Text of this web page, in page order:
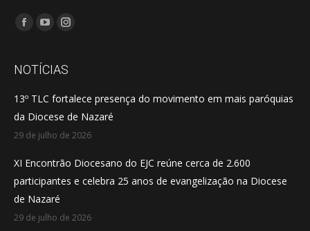
Encontre-nos em:
Facebook
opens
new
window
YouTube
opens
new
window
Instagram
opens
new
window
NOTÍCIAS
13º TLC fortalece presença do movimento em mais paróquias
da Diocese de Nazaré
29 de julho de 2026
XI Encontrão Diocesano do EJC reúne cerca de 2.600
participantes e celebra 25 anos de evangelização na Diocese
de Nazaré
29 de julho de 2026